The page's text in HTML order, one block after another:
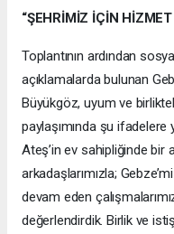
“ŞEHRİMİZ İÇİN
Toplantının ardından
açıklamalarda bulunan
Büyükgöz, uyum ve
paylaşımında şu
Ateş’in ev sahipliğinde bir
arkadaşlarımızla;
devam eden
değerlendirdik. Birlik ve